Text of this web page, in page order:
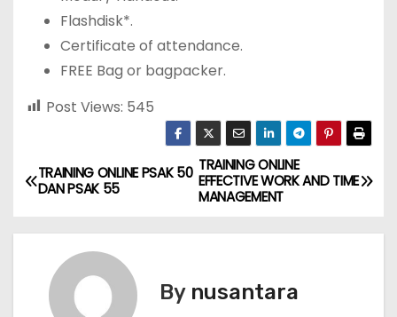
Flashdisk*.
Certificate of attendance.
FREE Bag or bagpacker.
Post Views: 545
P
TRAINING ONLINE
EFFECTIVE WORK AND TIME
MANAGEMENT
TRAINING ONLINE PSAK 50
DAN PSAK 55
By nusantara